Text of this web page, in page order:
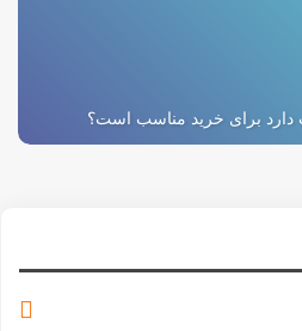
دارد برای خرید مناسب است؟